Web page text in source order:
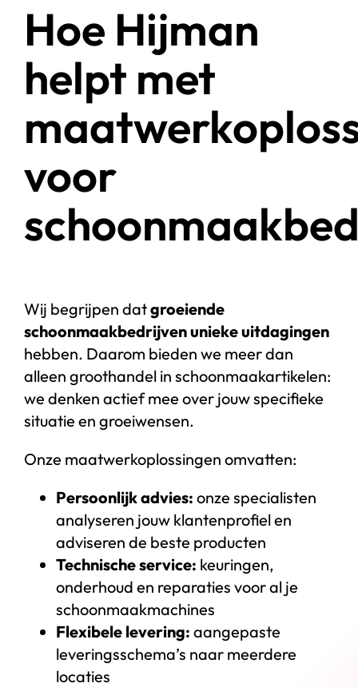
Hoe Hijman
helpt met
voor
Wij begrijpen datgroeiende
schoonmaakbedrijven unieke uitdagingen
hebben. Daarom bieden we meer dan
alleen groothandel in schoonmaakartikelen:
we denken actief mee over jouw specifieke
situatie en groeiwensen.
Onze maatwerkoplossingen omvatten:
Persoonlijk advies: onze specialisten
analyseren jouw klantenprofiel en
adviseren de beste producten
Technische service: keuringen,
onderhoud en reparaties voor al je
schoonmaakmachines
Flexibele levering: aangepaste
leveringsschema’s naar meerdere
locaties